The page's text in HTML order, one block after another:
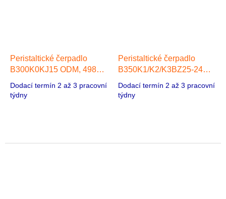
Peristaltické čerpadlo
B300K0KJ15 ODM, 498
Motor
Dodací termín 2 až 3 pracovní
týdny
Peristaltické čerpadlo
B350K1/K2/K3BZ25-24
57 Stepper Motor
Dodací termín 2 až 3 pracovní
týdny